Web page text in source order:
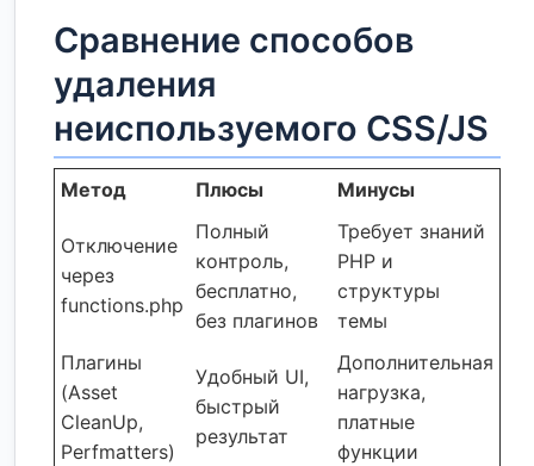
Сравнение способов
удаления
неиспользуемого CSS/JS
Метод Плюсы Минусы
Отключение
через
functions.php
Полный
контроль,
бесплатно,
без плагинов
Требует знаний
PHP и
структуры
темы
Плагины
(Asset
CleanUp,
Perfmatters)
Удобный UI,
быстрый
результат
Дополнительная
нагрузка,
платные
функции